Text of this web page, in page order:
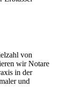
von
wir Notare
in der
und